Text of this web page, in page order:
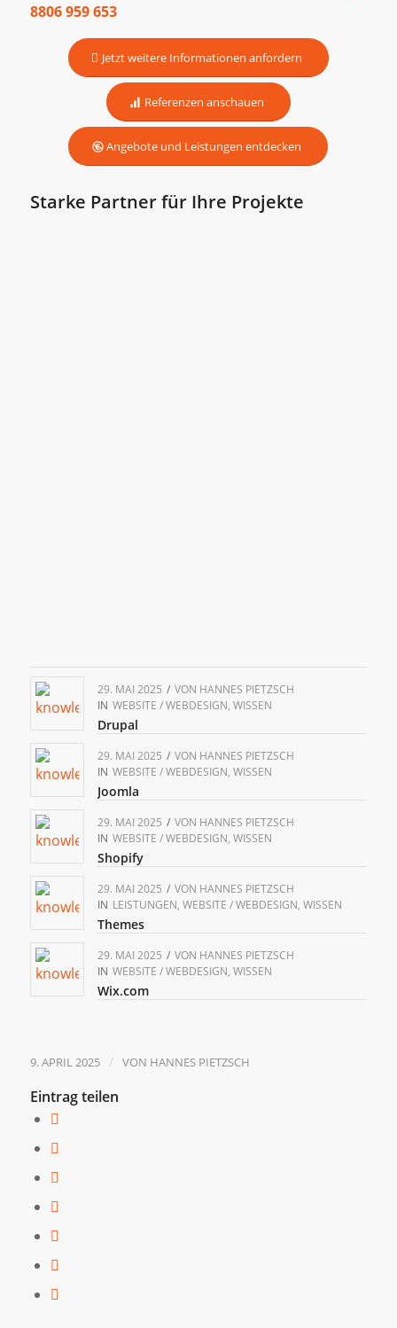
8806 959 653
Jetzt weitere Informationen anfordern
Referenzen anschauen
Angebote und Leistungen entdecken
Starke Partner für Ihre Projekte
29. MAI 2025 / VON HANNES PIETZSCH
IN WEBSITE / WEBDESIGN, WISSEN
Drupal
29. MAI 2025 / VON HANNES PIETZSCH
IN WEBSITE / WEBDESIGN, WISSEN
Joomla
29. MAI 2025 / VON HANNES PIETZSCH
IN WEBSITE / WEBDESIGN, WISSEN
Shopify
29. MAI 2025 / VON HANNES PIETZSCH
IN LEISTUNGEN, WEBSITE / WEBDESIGN, WISSEN
Themes
29. MAI 2025 / VON HANNES PIETZSCH
IN WEBSITE / WEBDESIGN, WISSEN
Wix.com
9. APRIL 2025 / VON HANNES PIETZSCH
Eintrag teilen